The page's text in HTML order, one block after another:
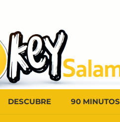
DESCUBRE 90 MINUTOS